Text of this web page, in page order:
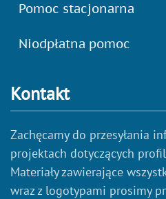
Pomoc stacjonarna
Niodpłatna pomoc
Kontakt
Zachęcamy do przesyłania
projektach dotyczących
Materiały zawierające
wraz z logotypami prosimy